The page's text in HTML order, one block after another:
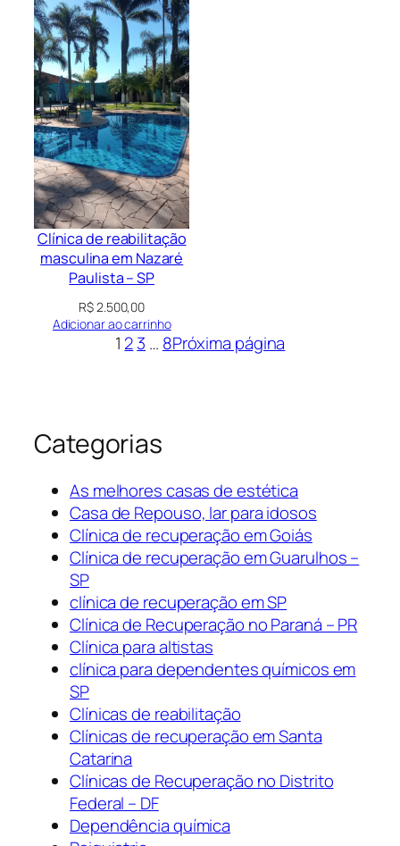
Clínica de reabilitação
masculina em Nazaré
Paulista – SP
R$2.500,00
Adicionar ao carrinho
1 23 … 8Próxima página
Categorias
As melhores casas de estética
Casa de Repouso, lar para idosos
Clínica de recuperação em Goiás
Clínica de recuperação em Guarulhos –
SP
clínica de recuperação em SP
Clínica de Recuperação no Paraná – PR
Clínica para altistas
clínica para dependentes químicos em
SP
Clínicas de reabilitação
Clínicas de recuperação em Santa
Catarina
Clínicas de Recuperação no Distrito
Federal – DF
Dependência química